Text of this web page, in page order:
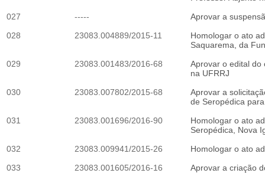
027
-----
Aprovar a
028
23083.004889/2015-11
Homologar o ato
Saquarema, da
029
23083.001483/2016-68
Aprovar o edital do
na UFRRJ
030
23083.007802/2015-68
Aprovar a
de Seropédica
031
23083.001696/2016-90
Homologar o ato
Seropédica, Nova
032
23083.009941/2015-26
Homologar o ato
033
23083.001605/2016-16
Aprovar a criação